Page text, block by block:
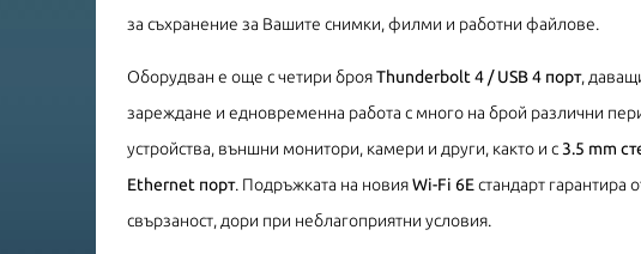
за съхранение за Вашите снимки, филми и работни файлове.
Оборудван е още с четири брояThunderbolt 4 / USB 4 порт,
зареждане и едновременна работа с много на брой различни
устройства, външни монитори, камери и други, както и с3.5 mm
Ethernet порт. Подръжката на новияWi-Fi 6Eстандарт гарантира
свързаност, дори при неблагоприятни условия.